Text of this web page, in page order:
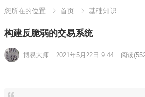
您所在的位置 首页 基础知识
构建反脆弱的交易系统
博易大师 2021年5月22日 9:44 阅读